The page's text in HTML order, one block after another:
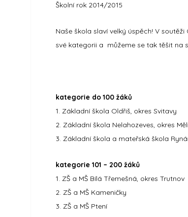
Školní rok 2014/2015
Naše škola slaví velký úspěch! V
své kategorii a můžeme se tak těšit na
kategorie do 100 žáků
1. Základní škola Oldřiš, okres Svitavy
2. Základní škola Nelahozeves, okres
3. Základní škola a mateřská škola
kategorie 101 – 200 žáků
1. ZŠ a MŠ Bílá Třemešná, okres Trutnov
2. ZŠ a MŠ Kameničky
3. ZŠ a MŠ Ptení